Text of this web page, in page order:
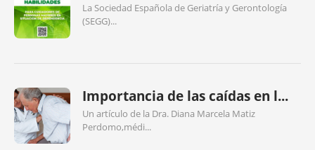
La Sociedad Española de Geriatría y Gerontología
(SEGG)...
Importancia de las caídas en l...
Un artículo de la Dra. Diana Marcela Matiz
Perdomo,médi...